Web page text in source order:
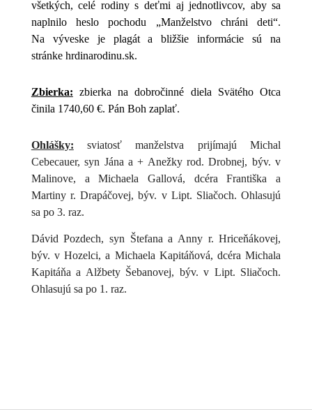
všetkých, celé rodiny s deťmi aj jednotlivcov, aby sa
naplnilo heslo pochodu „Manželstvo chráni deti“.
Na výveske je plagát a bližšie informácie sú na
stránke hrdinarodinu.sk.
Zbierka: zbierka na dobročinné diela Svätého Otca
činila 1740,60 €. Pán Boh zaplať.
Ohlášky: sviatosť manželstva prijímajú Michal
Cebecauer, syn Jána a + Anežky rod. Drobnej, býv. v
Malinove, a Michaela Gallová, dcéra Františka a
Martiny r. Drapáčovej, býv. v Lipt. Sliačoch. Ohlasujú
sa po 3. raz.
Dávid Pozdech, syn Štefana a Anny r. Hriceňákovej,
býv. v Hozelci, a Michaela Kapitáňová, dcéra Michala
Kapitáňa a Alžbety Šebanovej, býv. v Lipt. Sliačoch.
Ohlasujú sa po 1. raz.